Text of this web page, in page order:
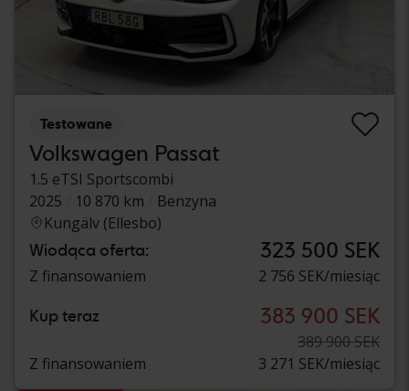
Testowane
Volkswagen Passat
1.5 eTSI Sportscombi
2025
10 870 km
Benzyna
Kungälv (Ellesbo)
Wiodąca oferta: 323 500 SEK
Z finansowaniem 2 756 SEK/miesiąc
Kup teraz 383 900 SEK
389 900 SEK
Z finansowaniem
3 271 SEK/miesiąc